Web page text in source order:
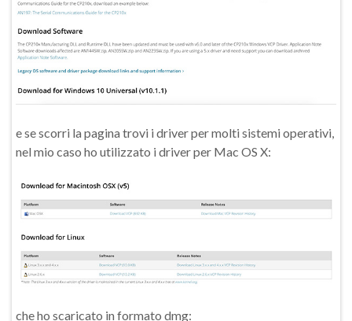
e se scorri la pagina trovi i driver per molti sistemi operativi,
nel mio caso ho utilizzato i driver per Mac OS X:
che ho scaricato in formato dmg: